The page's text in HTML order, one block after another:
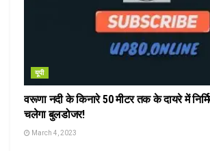
यूपी
वरूणा नदी के किनारे 50 मीटर तक के दायरे में
चलेगा बुलडोजर!
March 4, 2023